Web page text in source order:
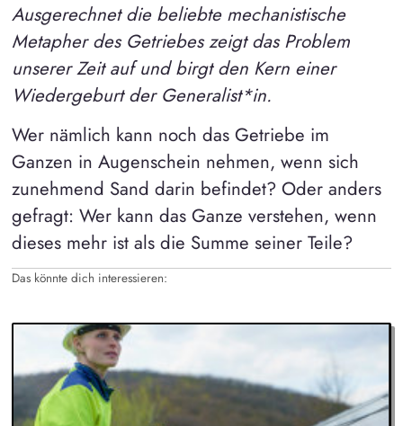
Ausgerechnet die beliebte mechanistische
Metapher des Getriebes zeigt das Problem
unserer Zeit auf und birgt den Kern einer
Wiedergeburt der Generalist*in.
Wer nämlich kann noch das Getriebe im
Ganzen in Augenschein nehmen, wenn sich
zunehmend Sand darin befindet? Oder anders
gefragt: Wer kann das Ganze verstehen, wenn
dieses mehr ist als die Summe seiner Teile?
Das könnte dich interessieren: